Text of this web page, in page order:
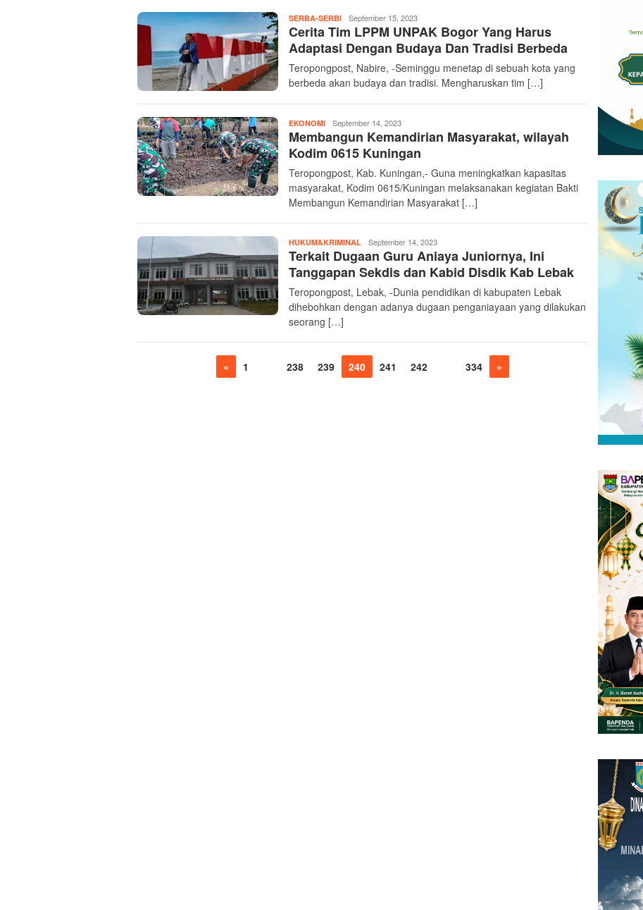
SERBA-SERBI teropongpost
September 15, 2023
Cerita Tim LPPM UNPAK Bogor Yang Harus
Adaptasi Dengan Budaya Dan Tradisi Berbeda
Teropongpost, Nabire, -Seminggu menetap di sebuah kota yang
berbeda akan budaya dan tradisi. Mengharuskan tim […]
EKONOMI teropongpost
September 14, 2023
Membangun Kemandirian Masyarakat, wilayah
Kodim 0615 Kuningan
Teropongpost, Kab. Kuningan,- Guna meningkatkan kapasitas
masyarakat, Kodim 0615/Kuningan melaksanakan kegiatan Bakti
Membangun Kemandirian Masyarakat […]
HUKUM&KRIMINAL teropongpost
September 14, 2023
Terkait Dugaan Guru Aniaya Juniornya, Ini
Tanggapan Sekdis dan Kabid Disdik Kab Lebak
Teropongpost, Lebak, -Dunia pendidikan di kabupaten Lebak
dihebohkan dengan adanya dugaan penganiayaan yang dilakukan
seorang […]
« 1 238 239 240 241 242 334 »